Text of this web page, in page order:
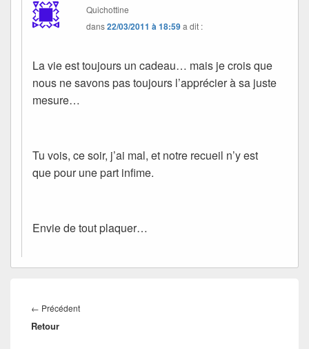
Quichottine
dans22/03/2011 à 18:59a dit :
La vie est toujours un cadeau… mais je crois que
nous ne savons pas toujours l’apprécier à sa juste
mesure…
Tu vois, ce soir, j’ai mal, et notre recueil n’y est
que pour une part infime.
Envie de tout plaquer…
de
l’article
← PrécédentArticle
Retour